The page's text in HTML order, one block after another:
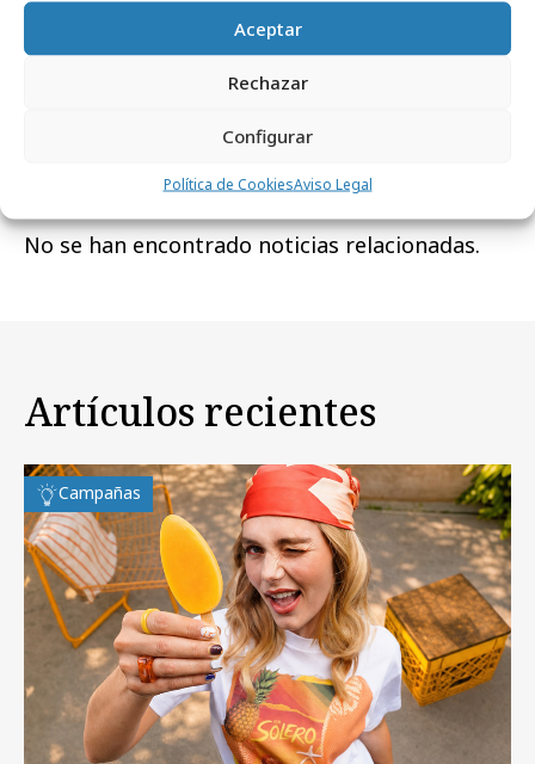
Aceptar
Rechazar
Configurar
Política de CookiesAviso Legal
Noticias Relacionadas
No se han encontrado noticias relacionadas.
Artículos recientes
Campañas